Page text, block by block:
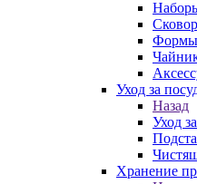
Формы
Уход за
Назад
Уход
Хранение